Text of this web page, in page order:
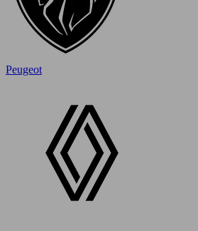
Peugeot